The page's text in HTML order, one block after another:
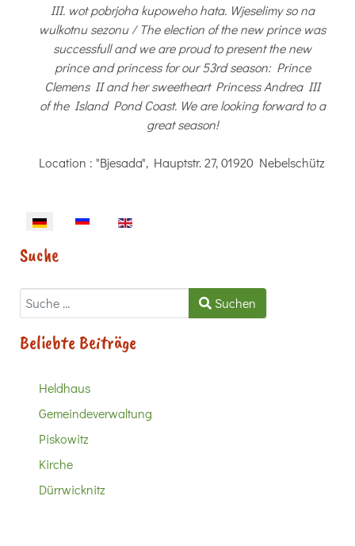
III. wot pobrjoha kupoweho hata. Wjeselimy so na
wulkotnu sezonu / The election of the new prince was
successfull and we are proud to present the new
prince and princess for our 53rd season: Prince
Clemens II and her sweetheart Princess Andrea III
of the Island Pond Coast. We are looking forward to a
great season!
Location : "Bjesada", Hauptstr. 27, 01920 Nebelschütz
Sprache auswählen
Suche
Suchen Suchen
Beliebte Beiträge
Heldhaus
Gemeindeverwaltung
Piskowitz
Kirche
Dürrwicknitz